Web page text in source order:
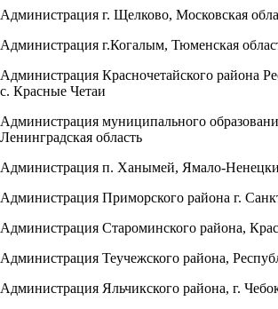
Администрация г. Щелково, Московская
Администрация г.Когалым, Тюменская
Администрация Красночетайского района
с. Красные Четаи
Администрация муниципального
Ленинградская область
Администрация п. Ханымей, Ямало-
Администрация Приморского района г.
Администрация Староминского района,
Администрация Теучежского района,
Администрация Яльчикского района, г.